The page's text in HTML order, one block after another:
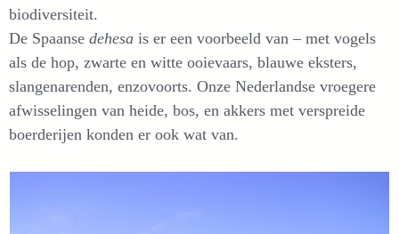
biodiversiteit.
De Spaanse dehesa is er een voorbeeld van – met vogels
als de hop, zwarte en witte ooievaars, blauwe eksters,
slangenarenden, enzovoorts. Onze Nederlandse vroegere
afwisselingen van heide, bos, en akkers met verspreide
boerderijen konden er ook wat van.